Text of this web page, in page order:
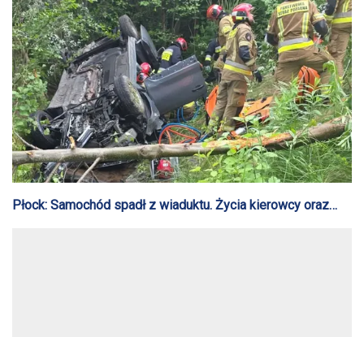
Płock: Samochód spadł z wiaduktu. Życia kierowcy oraz